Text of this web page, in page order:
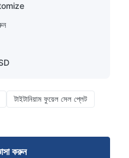
টাইটানিয়াম ফুয়েল সেল প্লেট
করুন